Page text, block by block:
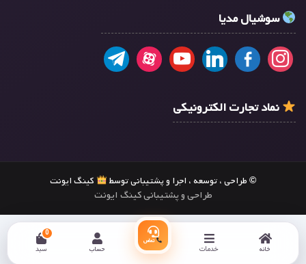
خانه خدمات
تماس
حساب سبد
0
سوشیال مدیا
نماد تجارت الکترونیکی
© طراحی ، توسعه ، اجرا و پشتیبانی توسط کینگ ایونت
طراحی و پشتیبانی کینگ ایونت